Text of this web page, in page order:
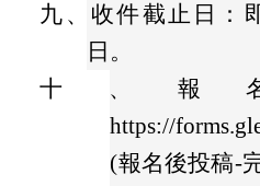
九、 收件截止日：
日。
十、 報
https://
(報名後投稿-